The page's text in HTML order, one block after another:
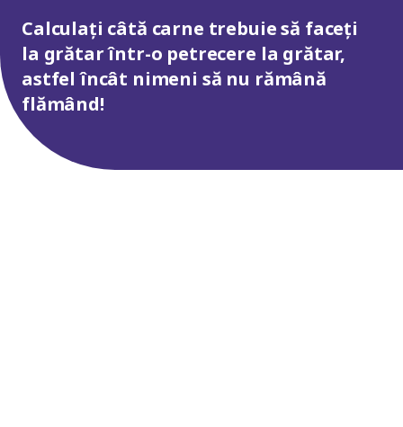
Calculați câtă carne trebuie să faceți
la grătar într-o petrecere la grătar,
astfel încât nimeni să nu rămână
flămând!